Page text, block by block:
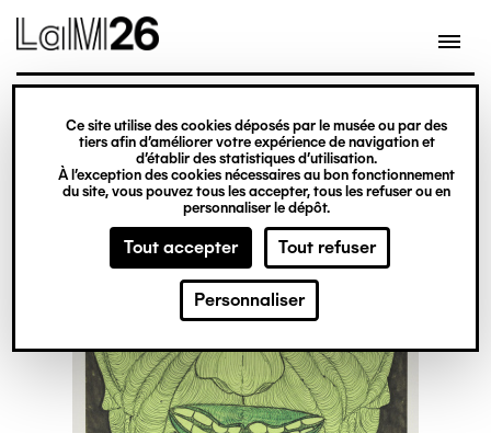
Gestion des cookies
Ce site utilise des cookies déposés par le musée ou par des
tiers afin d’améliorer votre expérience de navigation et
d’établir des statistiques d’utilisation.
À l’exception des cookies nécessaires au bon fonctionnement
du site, vous pouvez tous les accepter, tous les refuser ou en
personnaliser le dépôt.
Tout accepter Tout refuser
Personnaliser
contenu